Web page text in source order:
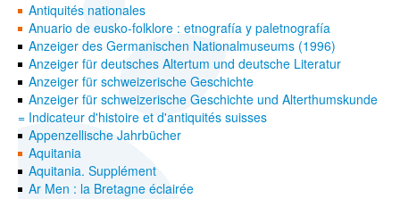
Antiquités nationales
Anuario de eusko-folklore : etnografía y paletnografía
Anzeiger des Germanischen Nationalmuseums (1996)
Anzeiger für deutsches Altertum und deutsche Literatur
Anzeiger für schweizerische Geschichte
Anzeiger für schweizerische Geschichte und Alterthumskunde
= Indicateur d'histoire et d'antiquités suisses
Appenzellische Jahrbücher
Aquitania
Aquitania. Supplément
Ar Men : la Bretagne éclairée